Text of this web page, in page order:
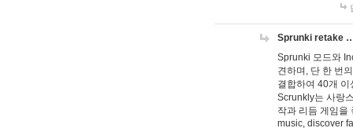
Sprunki retake
Sprunki 모드와
견하며, 단 한 번
결합하여 40개
Scrunkly는 사랑
작과 리듬 게임을
music, discover